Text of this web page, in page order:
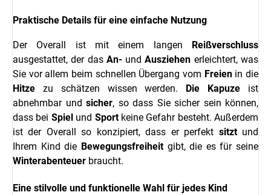
Praktische Details für eine einfache Nutzung
Der Overall ist mit einem langen
Reißverschluss
ausgestattet, der das An-undAusziehen erleichtert, was
Sie vor allem beim schnellen Übergang vom Freienin die
Hitze zu schätzen wissen werden. Die Kapuze ist
abnehmbar und sicher, so dass Sie sicher sein können,
dass bei Spiel und Sportkeine Gefahr besteht. Außerdem
ist der Overall so konzipiert, dass er perfekt sitztund
Ihrem Kind die Bewegungsfreiheitgibt, die es für seine
Winterabenteuer braucht.
Eine stilvolle und funktionelle Wahl für jedes Kind